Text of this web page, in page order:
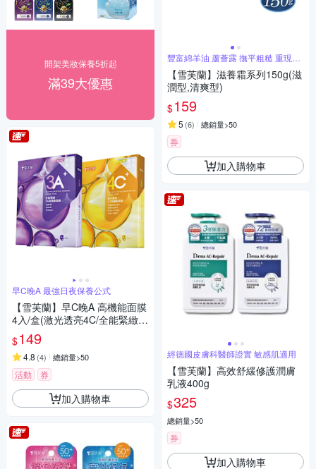
開架美妝保養5折起
滿39大優惠
早C晚A 最強日夜保養公式
【雪芙蘭】早C晚A 高機能面膜
4入/盒(激光透亮4C/全能緊緻3
A)
$149
4.8 (4) 總銷量>50
活動 券
加入購物車
豐富綿羊油 蘆薈露 撫平粗糙 重現光
滑
【雪芙蘭】滋養霜系列150g(滋
潤型,清爽型)
$159
5 (6) 總銷量>50
券
加入購物車
經德國皮膚科醫師證實 敏感肌適用
【雪芙蘭】高效舒緩修護潤膚
乳液400g
$325
總銷量>50
券
加入購物車